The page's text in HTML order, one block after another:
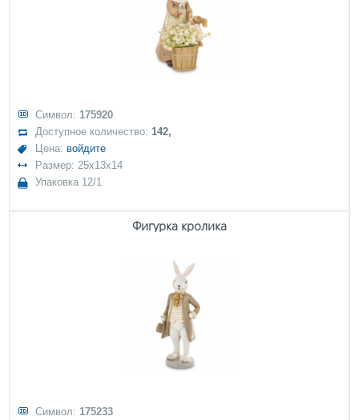
Символ: 175920
Доступное количество:142,
Цена: войдите
Размер: 25x13x14
Упаковка 12/1
Фигурка кролика
Символ: 175233